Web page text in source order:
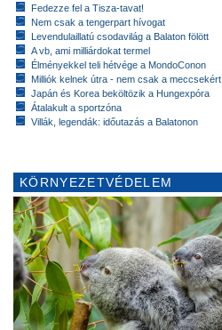
Fedezze fel a Tisza-tavat!
Nem csak a tengerpart hívogat
Levendulaillatú csodavilág a Balaton fölött
A vb, ami milliárdokat termel
Élményekkel teli hétvége a MondoConon
Milliók kelnek útra - nem csak a meccsekért
Japán és Korea beköltözik a Hungexpóra
Átalakult a sportzóna
Villák, legendák: időutazás a Balatonon
KÖRNYEZETVÉDELEM